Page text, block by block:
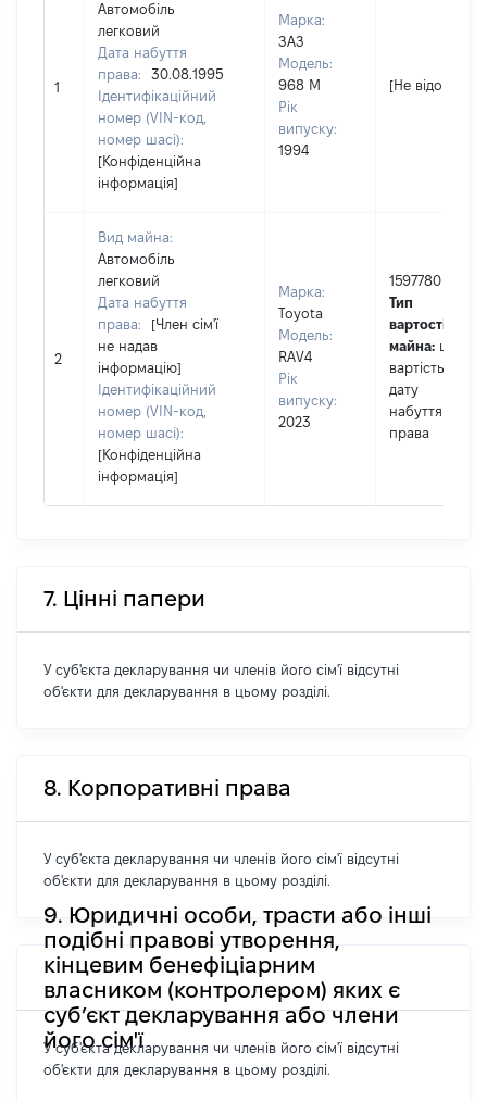
1
Автомобіль
легковий
Дата набуття
права:
30.08.1995
Ідентифікаційний
номер (VIN-код,
номер шасі):
[Конфіденційна
інформація]
Марка:
ЗАЗ
Модель:
968 М
Рік
випуску:
1994
[Не відомо]
2
Вид майна:
Автомобіль
легковий
Дата набуття
права:
[Член сім'ї
не надав
інформацію]
Ідентифікаційний
номер (VIN-код,
номер шасі):
[Конфіденційна
інформація]
Марка:
Toyota
Модель:
RAV4
Рік
випуску:
2023
1597780
Тип
вартості
майна: це
вартість на
дату
набуття
права
7. Цінні папери
У суб'єкта декларування чи членів його сім'ї відсутні
об'єкти для декларування в цьому розділі.
8. Корпоративні права
У суб'єкта декларування чи членів його сім'ї відсутні
об'єкти для декларування в цьому розділі.
9. Юридичні особи, трасти або інші
подібні правові утворення,
кінцевим бенефіціарним
власником (контролером) яких є
суб’єкт декларування або члени
його сім'ї
У суб'єкта декларування чи членів його сім'ї відсутні
об'єкти для декларування в цьому розділі.